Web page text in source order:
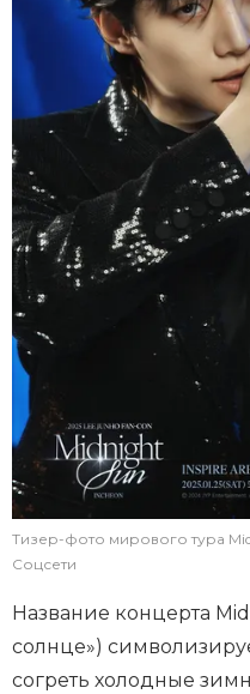
Тизер-фото мирового тура
Соцсети
Название концерта
солнце»)
согреть холодные